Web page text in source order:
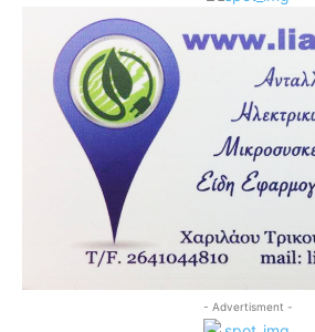
- Advertisment -